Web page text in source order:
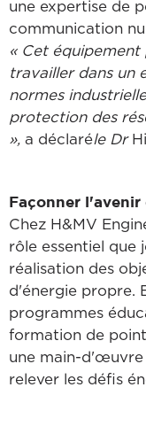
une expertise de
communication
« Cet
travailler dans un
normes
protection des
», a déclaréle Dr
Façonner
Chez H&MV
rôle essentiel que
réalisation des
d'énergie propre.
programmes
formation de
une main-d'œuvre
relever les défis